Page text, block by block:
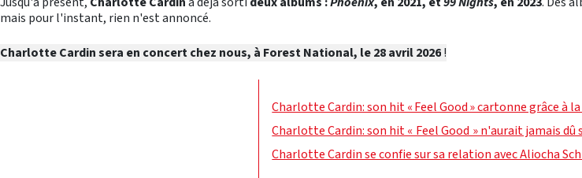
mais pour l'instant, rien n'est annoncé.
Charlotte Cardin sera en concert chez nous, à Forest National, le 28 avril 2026!
Charlotte Cardin: son hit « Feel Good » cartonne grâce à
Charlotte Cardin: son hit « Feel Good » n'aurait jamais
Charlotte Cardin se confie sur sa relation avec Aliocha